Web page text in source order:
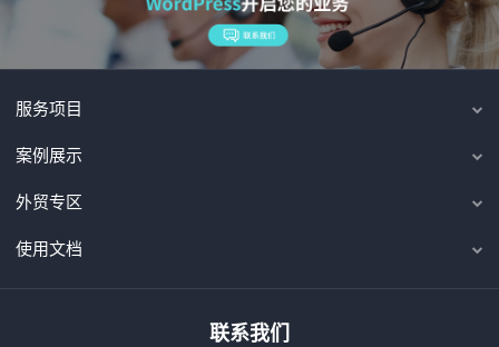
服务项目
案例展示
外贸专区
使用文档
联系我们